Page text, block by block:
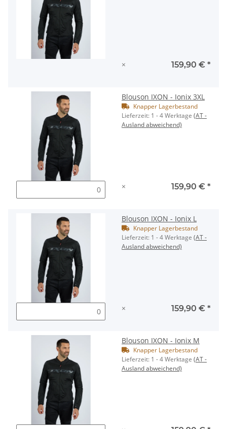
× 159,90 € *
Blouson IXON - Ionix 3XL
Knapper Lagerbestand
Lieferzeit: 1 - 4 Werktage (AT -
Ausland abweichend)
× 159,90 € *
Blouson IXON - Ionix L
Knapper Lagerbestand
Lieferzeit: 1 - 4 Werktage (AT -
Ausland abweichend)
× 159,90 € *
Blouson IXON - Ionix M
Knapper Lagerbestand
Lieferzeit: 1 - 4 Werktage (AT -
Ausland abweichend)